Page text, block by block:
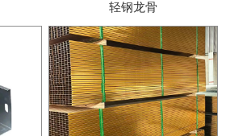
轻钢龙骨